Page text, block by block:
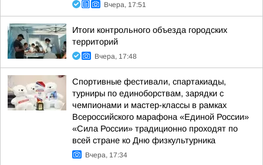
Вчера, 17:51
Итоги контрольного объезда городских
территорий
Вчера, 17:48
Спортивные фестивали, спартакиады,
турниры по единоборствам, зарядки с
чемпионами и мастер-классы в рамках
Всероссийского марафона «Единой России»
«Сила России» традиционно проходят по
всей стране ко Дню физкультурника
Вчера, 17:34